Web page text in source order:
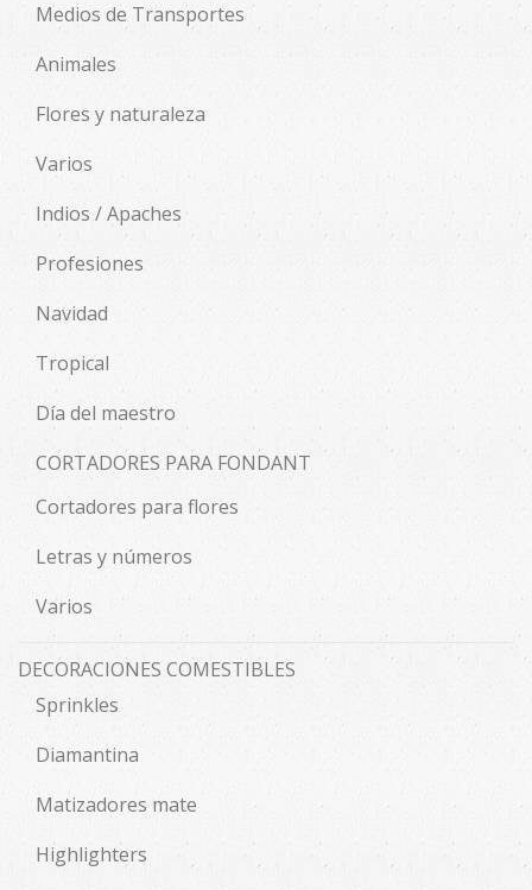
Medios de Transportes
Animales
Flores y naturaleza
Varios
Indios / Apaches
Profesiones
Navidad
Tropical
Día del maestro
CORTADORES PARA FONDANT
Cortadores para flores
Letras y números
Varios
DECORACIONES COMESTIBLES
Sprinkles
Diamantina
Matizadores mate
Highlighters